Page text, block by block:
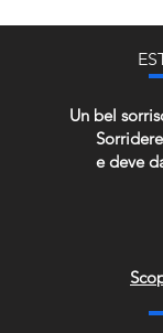
Un bel
e deve